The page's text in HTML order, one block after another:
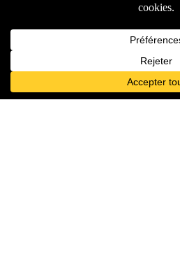
Pour votre plus grand confort,
événementielle peux avoir lieu